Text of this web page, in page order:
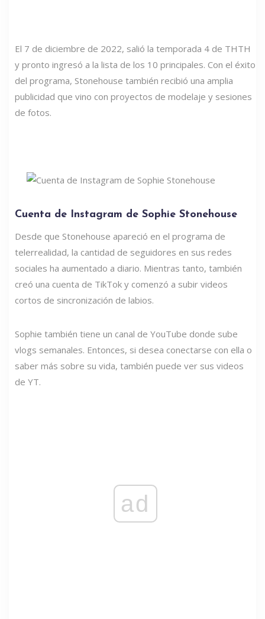
El 7 de diciembre de 2022, salió la temporada 4 de THTH
y pronto ingresó a la lista de los 10 principales. Con el éxito
del programa, Stonehouse también recibió una amplia
publicidad que vino con proyectos de modelaje y sesiones
de fotos.
Cuenta de Instagram de Sophie Stonehouse
Desde que Stonehouse apareció en el programa de
telerrealidad, la cantidad de seguidores en sus redes
sociales ha aumentado a diario. Mientras tanto, también
creó una cuenta de TikTok y comenzó a subir videos
cortos de sincronización de labios.
Sophie también tiene un canal de YouTube donde sube
vlogs semanales. Entonces, si desea conectarse con ella o
saber más sobre su vida, también puede ver sus videos
de YT.
ad